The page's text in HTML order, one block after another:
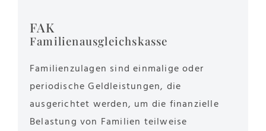
FAK
Familienausgleichskasse
Familienzulagen sind einmalige oder
periodische Geldleistungen, die
ausgerichtet werden, um die finanzielle
Belastung von Familien teilweise